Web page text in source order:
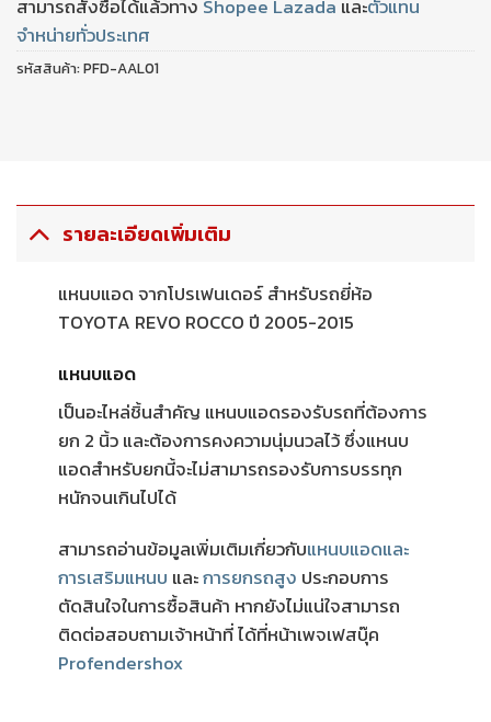
สามารถสั่งซื้อได้แล้วทาง Shopee Lazada และตัวแทน
จำหน่ายทั่วประเทศ
รหัสสินค้า:PFD-AAL01
รายละเอียดเพิ่มเติม
แหนบแอด จากโปรเฟนเดอร์ สำหรับรถยี่ห้อ
TOYOTA REVO ROCCO ปี 2005-2015
แหนบแอด
เป็นอะไหล่ชิ้นสำคัญ แหนบแอดรองรับรถที่ต้องการ
ยก 2 นิ้ว และต้องการคงความนุ่มนวลไว้ ซึ่งแหนบ
แอดสำหรับยกนี้จะไม่สามารถรองรับการบรรทุก
หนักจนเกินไปได้
สามารถอ่านข้อมูลเพิ่มเติมเกี่ยวกับแหนบแอดและ
การเสริมแหนบ และการยกรถสูง ประกอบการ
ตัดสินใจในการซื้อสินค้า หากยังไม่แน่ใจสามารถ
ติดต่อสอบถามเจ้าหน้าที่ ได้ที่หน้าเพจเฟสบุ๊ค
Profendershox